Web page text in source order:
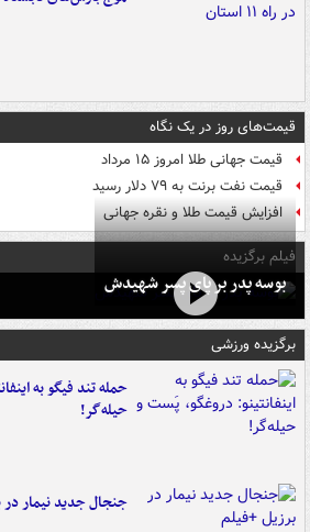
قیمت‌های روز در یک نگاه
قیمت جهانی طلا امروز ۱۵ مرداد
قیمت نفت برنت به ۷۹ دلار رسید
افزایش قیمت طلا و نقره جهانی
فیلم برگزیده
بوسه‌ پدر بر پای پسر شهیدش
برگزیده ورزشی
حمله تند فیگو به
حیله‌گر!
جنجال جدید نیمار در